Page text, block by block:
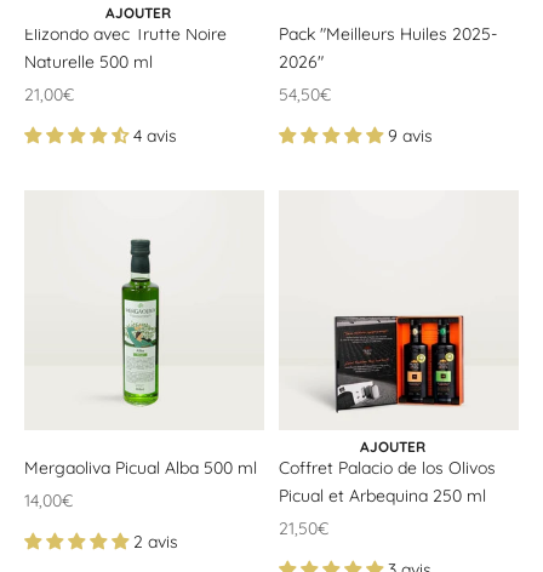
AJOUTER AU PANIER
AJOUTER
Elizondo avec Truffe Noire
Naturelle 500 ml
Offrir un prix
21,00€
4 avis
Pack "Meilleurs Huiles 2025-
2026"
Offrir un prix
54,50€
9 avis
Mergaoliva Picual Alba 500 ml
Offrir un prix
14,00€
2 avis
AJOUTER AU PANIER
AJOUTER
Coffret Palacio de los Olivos
Picual et Arbequina 250 ml
Offrir un prix
21,50€